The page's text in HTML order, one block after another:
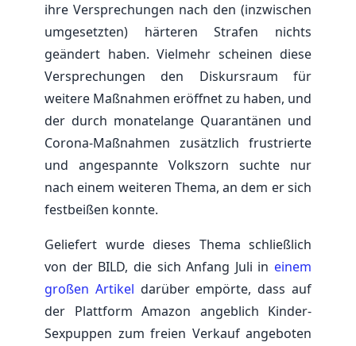
ihre Versprechungen nach den (inzwischen
umgesetzten) härteren Strafen nichts
geändert haben. Vielmehr scheinen diese
Versprechungen den Diskursraum für
weitere Maßnahmen eröffnet zu haben, und
der durch monatelange Quarantänen und
Corona-Maßnahmen zusätzlich frustrierte
und angespannte Volkszorn suchte nur
nach einem weiteren Thema, an dem er sich
festbeißen konnte.
Geliefert wurde dieses Thema schließlich
von der BILD, die sich Anfang Juli in einem
großen Artikel darüber empörte, dass auf
der Plattform Amazon angeblich Kinder-
Sexpuppen zum freien Verkauf angeboten